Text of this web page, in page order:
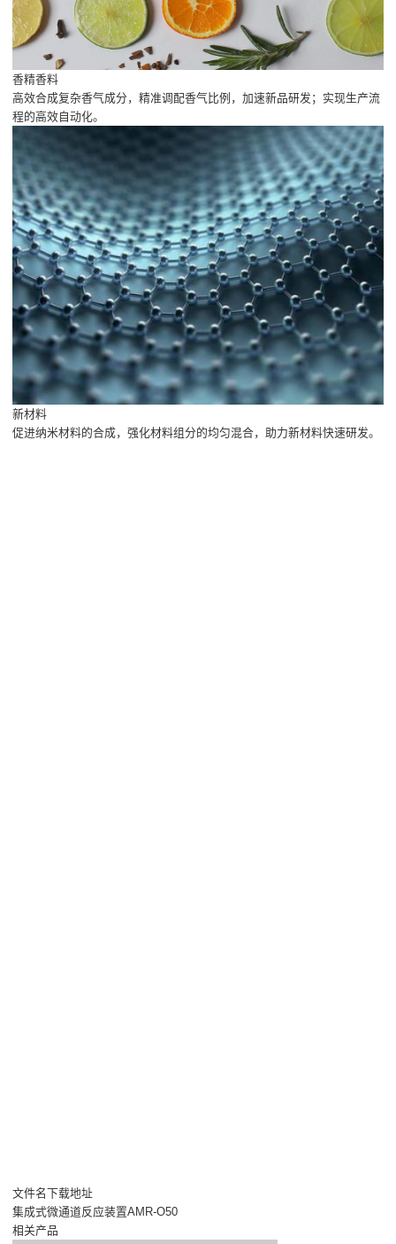
香精香料
高效合成复杂香气成分，精准调配香气比例，加速新品研发；实现生产流
程的高效自动化。
新材料
促进纳米材料的合成，强化材料组分的均匀混合，助力新材料快速研发。
文件名下载地址
集成式微通道反应装置AMR-O50
相关产品